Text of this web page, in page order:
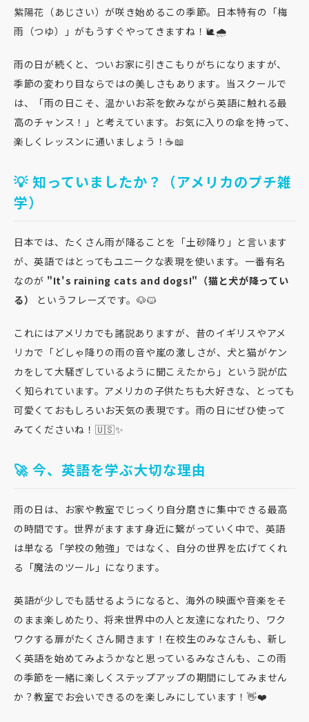
紫陽花（あじさい）が咲き始めるこの季節。日本特有の「梅
雨（つゆ）」がもうすぐやってきますね！🐌🌧️
雨の日が続くと、ついお家に引きこもりがちになりますが、
季節の変わり目ならではの美しさもあります。当スクールで
は、「雨の日こそ、温かいお茶を飲みながら英語に触れる最
高のチャンス！」と考えています。お気に入りの傘を持って、
楽しくレッスンに通いましょう！☕📖
💡 知っていましたか？（アメリカのプチ雑
学）
日本では、たくさん雨が降ることを「土砂降り」と言います
が、英語ではとってもユニークな表現を使います。一番有名
なのが "It's raining cats and dogs!"（猫と犬が降ってい
る）
というフレーズです。🐶🐱
これにはアメリカでも諸説ありますが、昔のイギリスやアメ
リカで「どしゃ降りの雨の音や嵐の激しさが、犬と猫がケン
カをして大騒ぎしているように聞こえたから」という説が広
く知られています。アメリカの子供たちも大好きな、とっても
可愛くておもしろいお天気の表現です。雨の日にぜひ使って
みてくださいね！🇺🇸✨
🚀 今、英語を学ぶ大切な理由
雨の日は、お家や教室でじっくり自分磨きに集中できる最高
の時間です。世界がますます身近に繋がっていく中で、英語
は単なる「学校の勉強」ではなく、自分の世界を広げてくれ
る「魔法のツール」になります。
英語が少しでも話せるようになると、海外の映画や音楽をそ
のまま楽しめたり、将来世界中の人と友達になれたり、ワク
ワクする扉がたくさん開きます！在校生のみなさんも、新し
く英語を始めてみようかなと思っているみなさんも、この雨
の季節を一緒に楽しくステップアップの期間にしてみません
か？教室でお会いできるのを楽しみにしています！👋❤️